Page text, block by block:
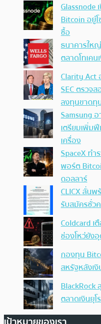
Glassnode
Bitcoin อยู่
ซื้อ
ธนาคารให
ตลาดโทเค
Clarity Act
SEC ตรวจ
ลงทุนขาดทุ
Samsung
เตรียมเพิ่ม
เครื่อง
SpaceX ทำ
พอร์ต
ดอลลาร์
CLICX ลั่น
รับสมัครชั่ว
Coldcard
ช่องโหว่ยังอุ
กองทุน
สหรัฐหลังเ
BlackRock
ตลาดเงินยุ